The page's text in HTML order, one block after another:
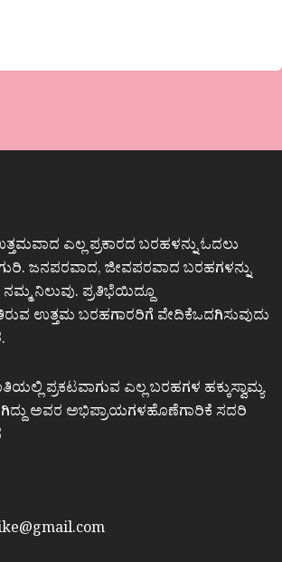
ಎಲ್ಲ ಪ್ರಕಾರದ ಬರಹಳನ್ನು ಓದಲು
ಜನಪರವಾದ, ಜೀವಪರವಾದ ಬರಹಗಳನ್ನು
ನಮ್ಮ ನಿಲುವು. ಪ್ರತಿಭೆಯಿದ್ದೂ
ಉತ್ತಮ ಬರಹಗಾರರಿಗೆ ವೇದಿಕೆಒದಗಿಸುವುದು
ಪ್ರಕಟವಾಗುವ ಎಲ್ಲ ಬರಹಗಳ ಹಕ್ಕುಸ್ವಾಮ್ಯ
ಅವರ ಅಭಿಪ್ರಾಯಗಳಹೊಣೆಗಾರಿಕೆ ಸದರಿ